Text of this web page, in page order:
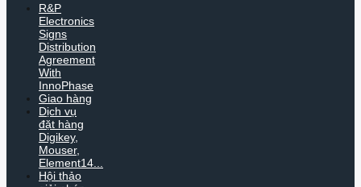
R&P
Electronics
Signs
Distribution
Agreement
With
InnoPhase
Giao hàng
Dịch vụ
đặt hàng
Digikey,
Mouser,
Element14...
Hội thảo